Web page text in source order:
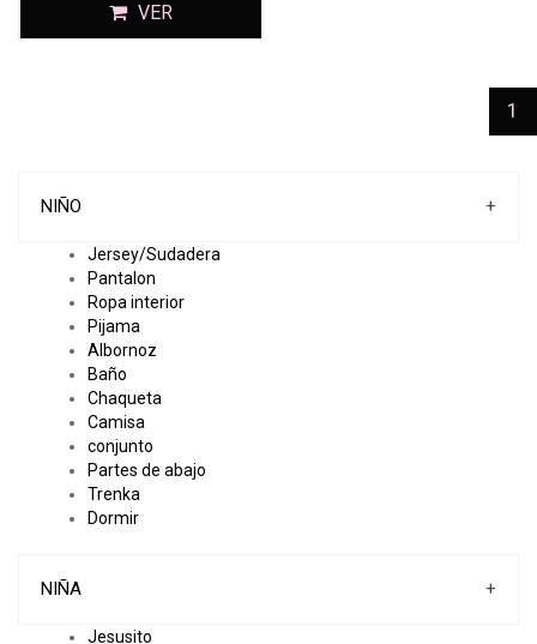
VER
1
NIÑO +
Jersey/Sudadera
Pantalon
Ropa interior
Pijama
Albornoz
Baño
Chaqueta
Camisa
conjunto
Partes de abajo
Trenka
Dormir
NIÑA +
Jesusito